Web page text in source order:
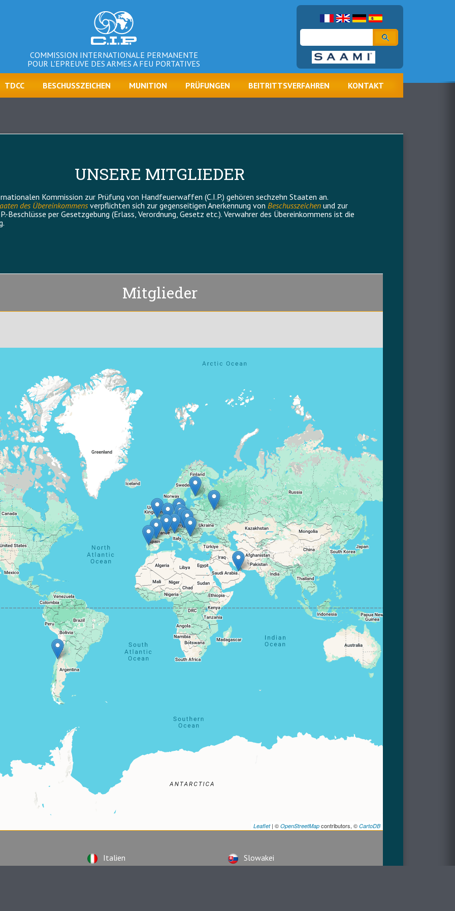
Suche
COMMISSION INTERNATIONALE PERMANENTE
POUR L'EPREUVE DES ARMES A FEU PORTATIVES
TDCC BESCHUSSZEICHEN MUNITION PRÜFUNGEN BEITRITTSVERFAHREN KONTAKT
UNSERE MITGLIEDER
Kommission zur Prüfung von Handfeuerwaffen (C.I.P.) gehören sechzehn Staaten an.
des Übereinkommens verpflichten sich zur gegenseitigen Anerkennung von Beschusszeichen und zur
Beschlüsse per Gesetzgebung (Erlass, Verordnung, Gesetz etc.). Verwahrer des Übereinkommens ist die
Mitglieder
Leaflet| © OpenStreetMap contributors, © CartoDB
Italien
Slowakei